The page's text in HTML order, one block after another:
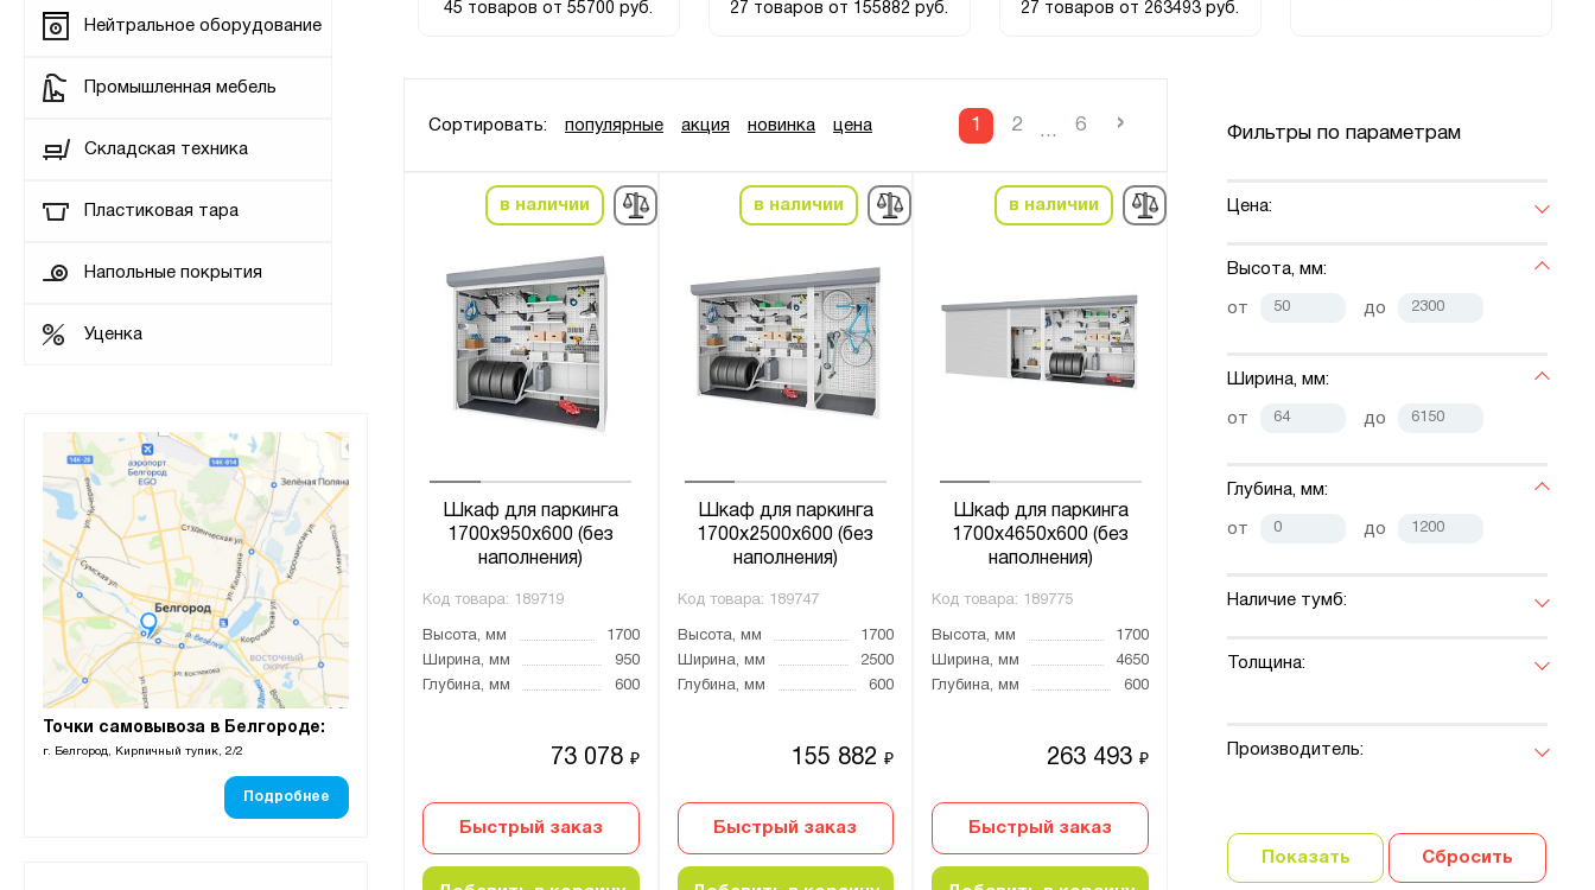
Нейтральное оборудование
Промышленная мебель
Складская техника
Пластиковая тара
Напольные покрытия
Уценка
Точки самовывоза в Белгороде:
г. Белгород, Кирпичный тупик, 2/2
Подробнее
45 товаровот 55700 руб.
27 товаровот 155882 руб.
27 товаровот 263493 руб.
Сортировать: популярные акция новинка цена 1 2 ... 6 ›
в наличии
Шкаф для паркинга
1700х950х600 (без
наполнения)
Код товара: 189719
Высота, мм
1700
Ширина, мм
950
Глубина, мм
600
73 078 ₽
Быстрый заказ
в наличии
Шкаф для паркинга
1700х2500х600 (без
наполнения)
Код товара: 189747
Высота, мм
1700
Ширина, мм
2500
Глубина, мм
600
155 882₽
Быстрый заказ
в наличии
Шкаф для паркинга
1700х4650х600 (без
наполнения)
Код товара: 189775
Высота, мм
1700
Ширина, мм
4650
Глубина, мм
600
263 493 ₽
Быстрый заказ
Фильтры по параметрам
Цена:
Высота, мм:
от до
Ширина, мм:
от до
Глубина, мм:
от до
Наличие тумб:
Толщина:
Производитель:
Показать Сбросить